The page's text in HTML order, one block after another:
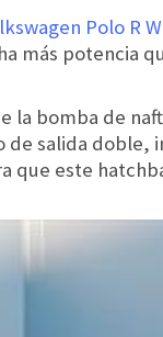
Polo R
más potencia
la bomba de
de salida doble,
que este